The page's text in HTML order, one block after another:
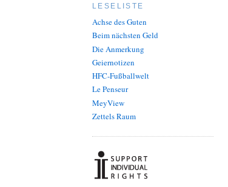
LESELISTE
Achse des Guten
Beim nächsten Geld
Die Anmerkung
Geiernotizen
HFC-Fußballwelt
Le Penseur
MeyView
Zettels Raum